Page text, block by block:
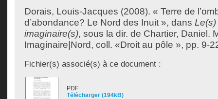
Dorais, Louis-Jacques (2008). « Terre de
d’abondance? Le Nord des Inuit », dans
imaginaire(s), sous la dir. de Chartier, Daniel .
Imaginaire|Nord, coll. «Droit au pôle », pp. 9-
Fichier(s) associé(s) à ce document :
PDF
Télécharger (194kB)